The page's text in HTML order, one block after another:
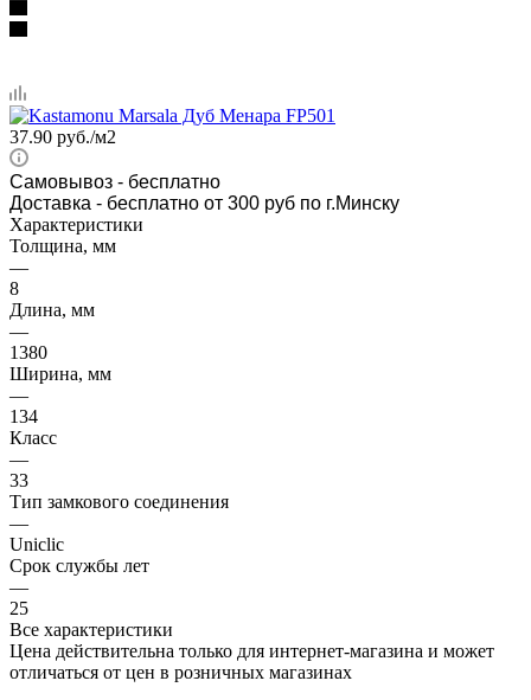
37.90 руб./м2
Самовывоз - бесплатно
Доставка - бесплатно от 300 руб по г.Минску
Характеристики
Толщина, мм
—
8
Длина, мм
—
1380
Ширина, мм
—
134
Класс
—
33
Тип замкового соединения
—
Uniclic
Срок службы лет
—
25
Все характеристики
Цена действительна только для интернет-магазина и может
отличаться от цен в розничных магазинах